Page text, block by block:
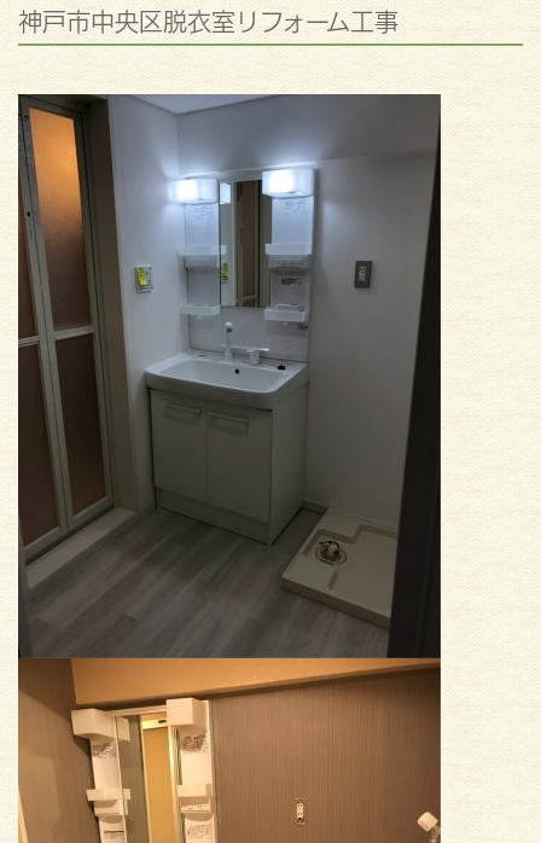
神戸市中央区脱衣室リフォーム工事